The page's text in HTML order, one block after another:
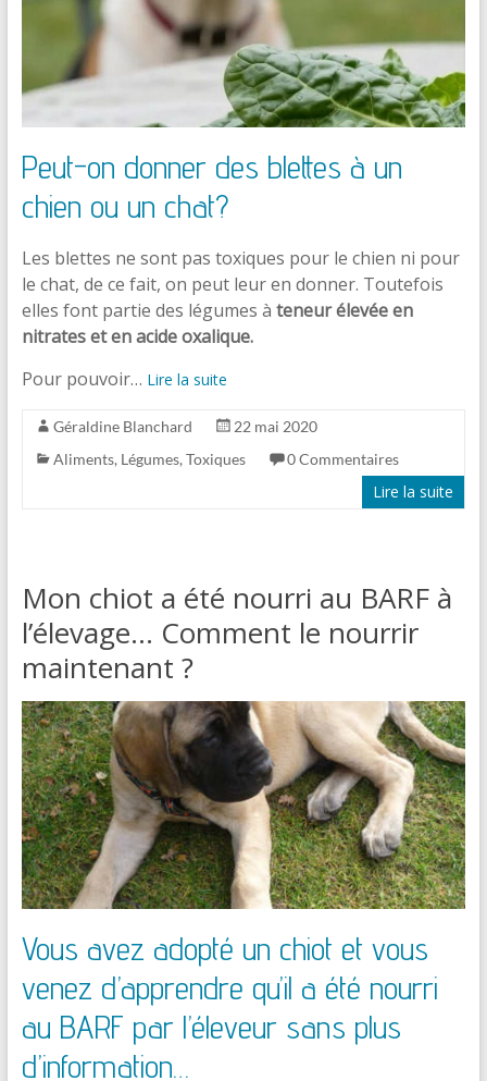
Peut-on donner des blettes à un
chien ou un chat?
Les blettes ne sont pas toxiques pour le chien ni pour
le chat, de ce fait, on peut leur en donner. Toutefois
elles font partie des légumes à teneur élevée en
nitrates et en acide oxalique.
Pour pouvoir… Lire la suite
Géraldine Blanchard
22 mai 2020
Aliments, Légumes, Toxiques 0 Commentaires
Lire la suite
Mon chiot a été nourri au BARF à
l’élevage… Comment le nourrir
maintenant ?
Vous avez adopté un chiot et vous
venez d’apprendre qu’il a été nourri
au BARF par l’éleveur sans plus
d’information…